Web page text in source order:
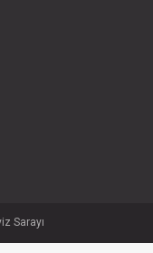
Sarayı